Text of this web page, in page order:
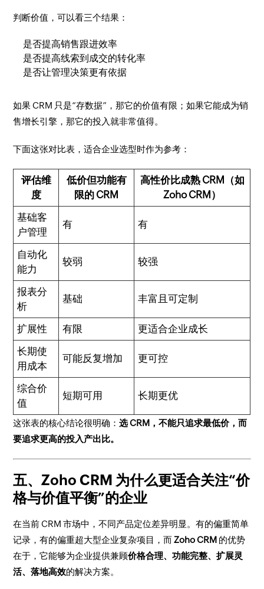
判断价值，可以看三个结果：
是否提高销售跟进效率
是否提高线索到成交的转化率
是否让管理决策更有依据
如果 CRM 只是“存数据”，那它的价值有限；如果它能成为销
售增长引擎，那它的投入就非常值得。
下面这张对比表，适合企业选型时作为参考：
评估维
度
低价但功能有
限的 CRM
高性价比成熟 CRM（如
Zoho CRM）
基础客
户管理
有 有
自动化
能力
较弱 较强
报表分
析
基础 丰富且可定制
扩展性 有限
更适合企业成长
长期使
用成本
可能反复增加 更可控
综合价
值
短期可用 长期更优
这张表的核心结论很明确：选 CRM，不能只追求最低价，而
要追求更高的投入产出比。
五、Zoho CRM 为什么更适合关注“价
格与价值平衡”的企业
在当前 CRM 市场中，不同产品定位差异明显。有的偏重简单
记录，有的偏重超大型企业复杂项目，而Zoho CRM 的优势
在于，它能够为企业提供兼顾价格合理、功能完整、扩展灵
活、落地高效的解决方案。